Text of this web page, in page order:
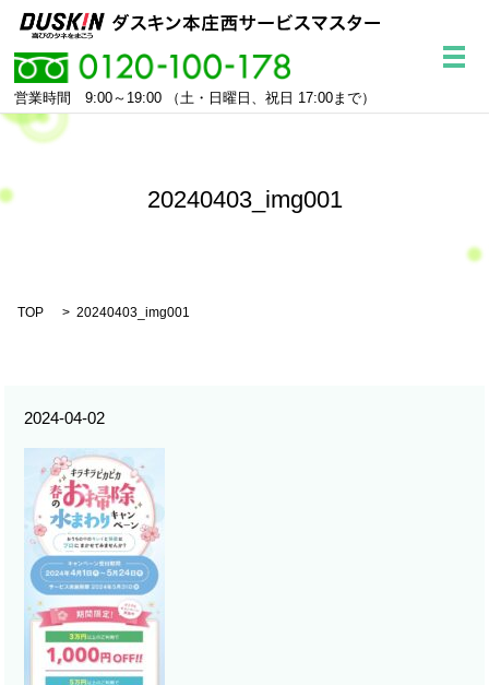
営業時間 9:00～19:00 （土・日曜日、祝日 17:00まで）
メ
20240403_img001
TOP 20240403_img001
2024-04-02